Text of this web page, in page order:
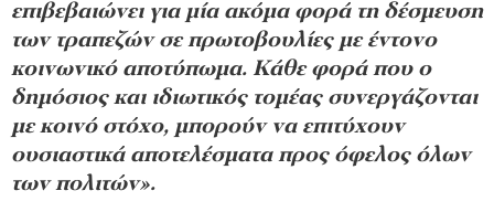
επιβεβαιώνει για μία ακόμα φορά τη δέσμευση
των τραπεζών σε πρωτοβουλίες με έντονο
κοινωνικό αποτύπωμα. Κάθε φορά που ο
δημόσιος και ιδιωτικός τομέας συνεργάζονται
με κοινό στόχο, μπορούν να επιτύχουν
ουσιαστικά αποτελέσματα προς όφελος όλων
των πολιτών».